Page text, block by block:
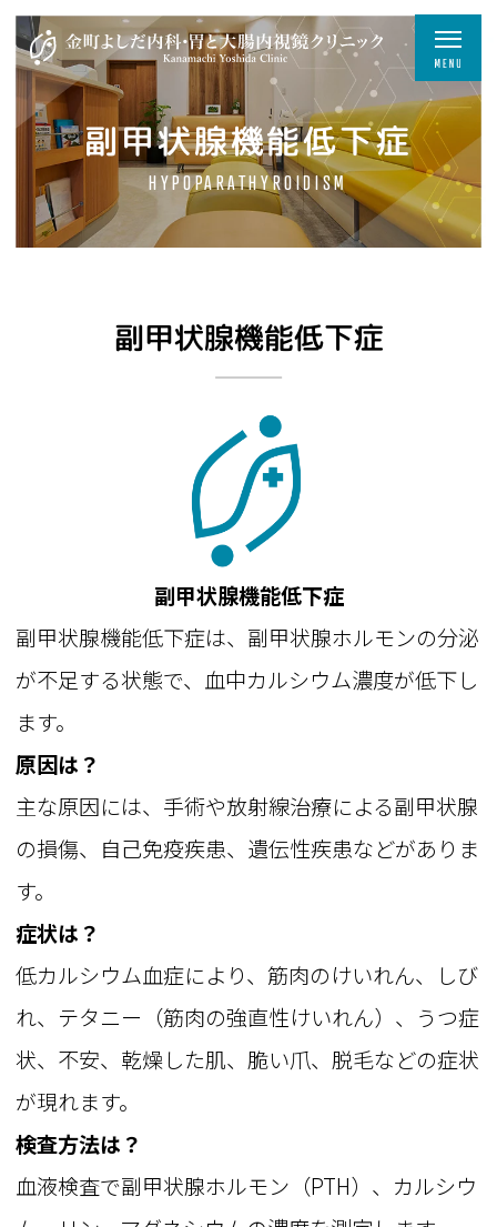
副甲状腺機能低下症
HYPOPARATHYROIDISM
副甲状腺機能低下症
副甲状腺機能低下症
副甲状腺機能低下症は、副甲状腺ホルモンの分泌
が不足する状態で、血中カルシウム濃度が低下し
ます。
原因は？
主な原因には、手術や放射線治療による副甲状腺
の損傷、自己免疫疾患、遺伝性疾患などがありま
す。
症状は？
低カルシウム血症により、筋肉のけいれん、しび
れ、テタニー（筋肉の強直性けいれん）、うつ症
状、不安、乾燥した肌、脆い爪、脱毛などの症状
が現れます。
検査方法は？
血液検査で副甲状腺ホルモン（PTH）、カルシウ